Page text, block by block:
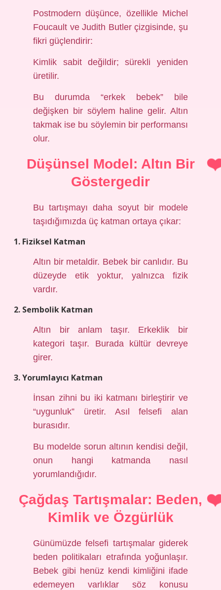
Postmodern düşünce, özellikle Michel
Foucault ve Judith Butler çizgisinde, şu
fikri güçlendirir:
Kimlik sabit değildir; sürekli yeniden
üretilir.
Bu durumda “erkek bebek” bile
değişken bir söylem haline gelir. Altın
takmak ise bu söylemin bir performansı
olur.
Düşünsel Model: Altın Bir
Göstergedir
Bu tartışmayı daha soyut bir modele
taşıdığımızda üç katman ortaya çıkar:
1. Fiziksel Katman
Altın bir metaldir. Bebek bir canlıdır. Bu
düzeyde etik yoktur, yalnızca fizik
vardır.
2. Sembolik Katman
Altın bir anlam taşır. Erkeklik bir
kategori taşır. Burada kültür devreye
girer.
3. Yorumlayıcı Katman
İnsan zihni bu iki katmanı birleştirir ve
“uygunluk” üretir. Asıl felsefi alan
burasıdır.
Bu modelde sorun altının kendisi değil,
onun hangi katmanda nasıl
yorumlandığıdır.
Çağdaş Tartışmalar: Beden,
Kimlik ve Özgürlük
Günümüzde felsefi tartışmalar giderek
beden politikaları etrafında yoğunlaşır.
Bebek gibi henüz kendi kimliğini ifade
edemeyen varlıklar söz konusu